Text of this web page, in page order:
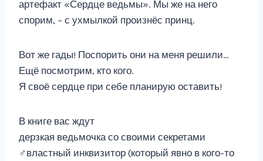
артефакт «Сердце ведьмы». Мы же на него
спорим, – с ухмылкой произнёс принц.
Вот же гады! Поспорить они на меня решили…
Ещё посмотрим, кто кого.
Я своё сердце при себе планирую оставить!
В книге вас ждут
дерзкая ведьмочка со своими секретами
‍♂️властный инквизитор (который явно в кого-то